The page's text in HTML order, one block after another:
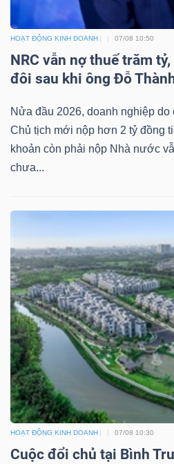
HOẠT ĐỘNG KINH DOANH 07/08 10:50
NRC vẫn nợ thuế trăm
đôi sau khi ông Đỗ
Nửa đầu 2026, doanh nghiệp
Chủ tịch mới nộp hơn 2 tỷ đồng
khoản còn phải nộp Nhà nước
chưa...
HOẠT ĐỘNG KINH DOANH 07/08 10:30
Cuộc đổi chủ tại Bình